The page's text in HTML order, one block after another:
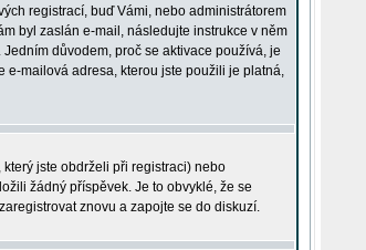
registrací, buď Vámi, nebo administrátorem
byl zaslán e-mail, následujte instrukce v něm
důvodem, proč se aktivace používá, je
e-mailová adresa, kterou jste použili je platná,
jste obdrželi při registraci) nebo
žádný příspěvek. Je to obvyklé, že se
znovu a zapojte se do diskuzí.